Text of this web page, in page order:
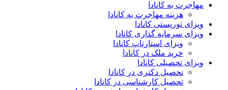
مهاجرت به کانادا
هزینه مهاجرت به کانادا
ویزای توریستی کانادا
ویزای سرمایه گذاری کانادا
ویزای استارتاپ کانادا
خرید ملک در کانادا
ویزای تحصیلی کانادا
تحصیل دکتری در کانادا
تحصیل کارشناسی در کانادا